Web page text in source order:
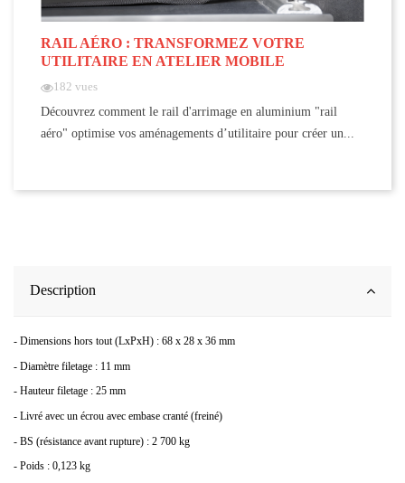
(4 avis)
RAIL AÉRO : TRANSFORMEZ VOTRE
UTILITAIRE EN ATELIER MOBILE
182 vues
Découvrez comment le rail d'arrimage en aluminium "rail
aéro" optimise vos aménagements d’utilitaire pour créer un...
Description
- Dimensions hors tout (LxPxH) : 68 x 28 x 36 mm
- Diamètre filetage : 11 mm
- Hauteur filetage : 25 mm
- Livré avec un écrou avec embase cranté (freiné)
- BS (résistance avant rupture) : 2 700 kg
- Poids : 0,123 kg